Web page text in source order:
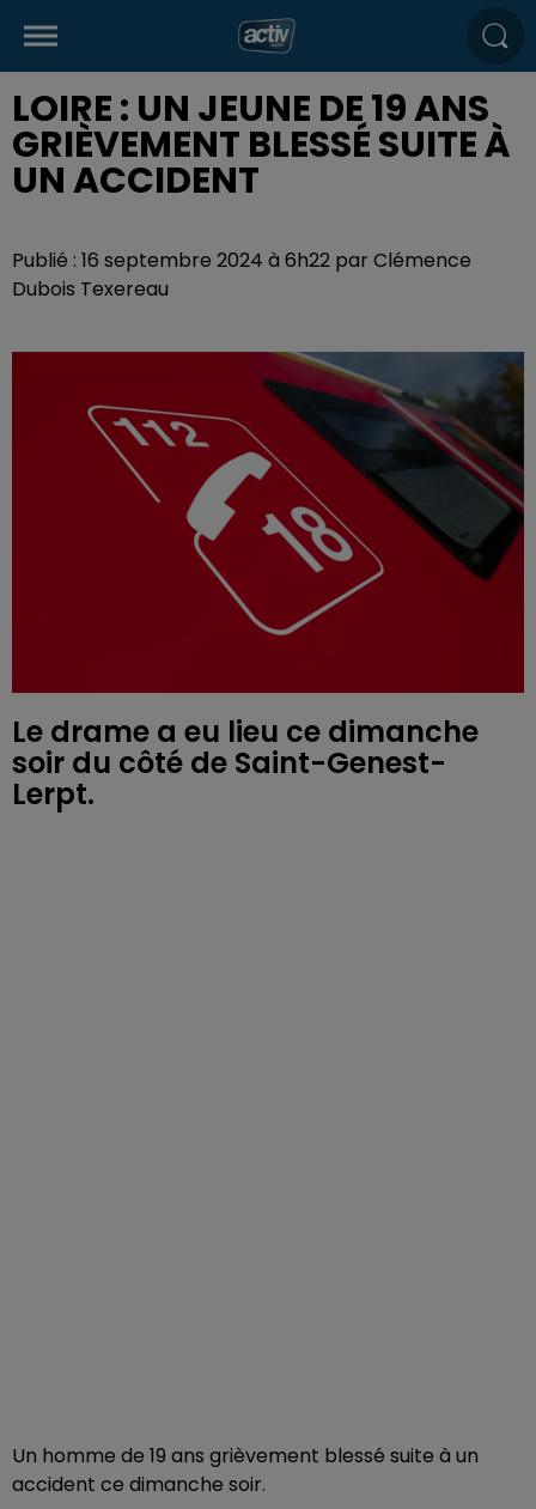
LOIRE : UN JEUNE DE 19 ANS
GRIÈVEMENT BLESSÉ SUITE À
UN ACCIDENT
Publié : 16 septembre 2024 à 6h22 par Clémence
Dubois Texereau
Le drame a eu lieu ce dimanche
soir du côté de Saint-Genest-
Lerpt.
Un homme de 19 ans grièvement blessé suite à un
accident ce dimanche soir.